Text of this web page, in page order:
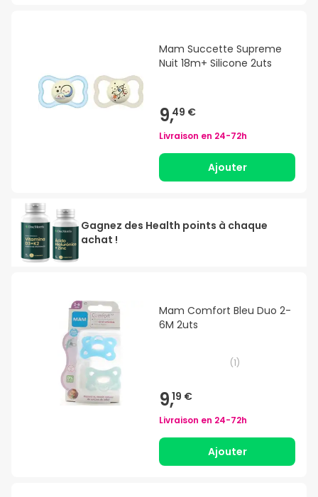
Mam Succette Supreme
Nuit 18m+ Silicone 2uts
9,49 €
Livraison en 24-72h
Ajouter
Gagnez des Health points à chaque
achat !
Mam Comfort Bleu Duo 2-
6M 2uts
(1)
9,19 €
Livraison en 24-72h
Ajouter